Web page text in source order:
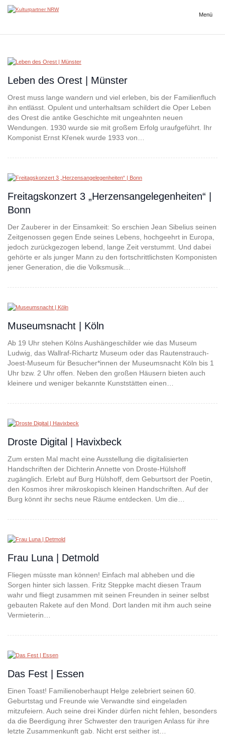
Inhalt
NRW
Menü
Leben des Orest | Münster
Orest muss lange wandern und viel erleben, bis der Familienfluch
ihn entlässt. Opulent und unterhaltsam schildert die Oper Leben
des Orest die antike Geschichte mit ungeahnten neuen
Wendungen. 1930 wurde sie mit großem Erfolg uraufgeführt. Ihr
Komponist Ernst Křenek wurde 1933 von…
Freitagskonzert 3 „Herzensangelegenheiten“ |
Bonn
Der Zauberer in der Einsamkeit: So erschien Jean Sibelius seinen
Zeitgenossen gegen Ende seines Lebens, hochgeehrt in Europa,
jedoch zurückgezogen lebend, lange Zeit verstummt. Und dabei
gehörte er als junger Mann zu den fortschrittlichsten Komponisten
jener Generation, die die Volksmusik…
Museumsnacht | Köln
Ab 19 Uhr stehen Kölns Aushängeschilder wie das Museum
Ludwig, das Wallraf-Richartz Museum oder das Rautenstrauch-
Joest-Museum für Besucher*innen der Museumsnacht Köln bis 1
Uhr bzw. 2 Uhr offen. Neben den großen Häusern bieten auch
kleinere und weniger bekannte Kunststätten einen…
Droste Digital | Havixbeck
Zum ersten Mal macht eine Ausstellung die digitalisierten
Handschriften der Dichterin Annette von Droste-Hülshoff
zugänglich. Erlebt auf Burg Hülshoff, dem Geburtsort der Poetin,
den Kosmos ihrer mikroskopisch kleinen Handschriften. Auf der
Burg könnt ihr sechs neue Räume entdecken. Um die…
Frau Luna | Detmold
Fliegen müsste man können! Einfach mal abheben und die
Sorgen hinter sich lassen. Fritz Steppke macht diesen Traum
wahr und fliegt zusammen mit seinen Freunden in seiner selbst
gebauten Rakete auf den Mond. Dort landen mit ihm auch seine
Vermieterin…
Das Fest | Essen
Einen Toast! Familienoberhaupt Helge zelebriert seinen 60.
Geburtstag und Freunde wie Verwandte sind eingeladen
mitzufeiern. Auch seine drei Kinder dürfen nicht fehlen, besonders
da die Beerdigung ihrer Schwester den traurigen Anlass für ihre
letzte Zusammenkunft gab. Nicht erst seither ist…